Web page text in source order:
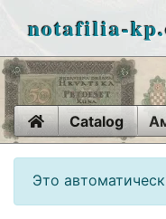
notafilia-
HomeCatalog
Это